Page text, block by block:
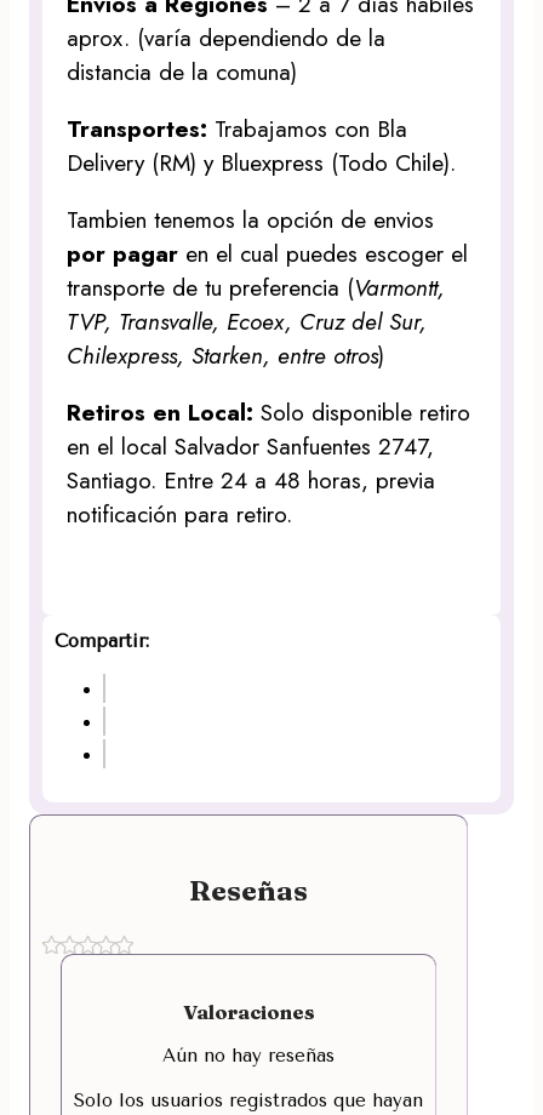
aprox. (varía dependiendo de la
distancia de la comuna)
Transportes: Trabajamos con Bla
Delivery (RM) y Bluexpress (Todo Chile).
Tambien tenemos la opción de envios
por pagar en el cual puedes escoger el
transporte de tu preferencia (Varmontt,
TVP, Transvalle, Ecoex, Cruz del Sur,
Chilexpress, Starken, entre otros)
Retiros en Local:Solo disponible retiro
en el local Salvador Sanfuentes 2747,
Santiago. Entre 24 a 48 horas, previa
notificación para retiro.
Compartir:
Reseñas
Valoraciones
Aún no hay reseñas
Solo los usuarios registrados que hayan